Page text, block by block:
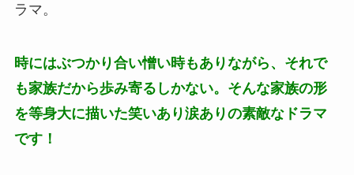
ラマ。
時にはぶつかり合い憎い時もありながら、それで
も家族だから歩み寄るしかない。そんな家族の形
を等身大に描いた笑いあり涙ありの素敵なドラマ
です！